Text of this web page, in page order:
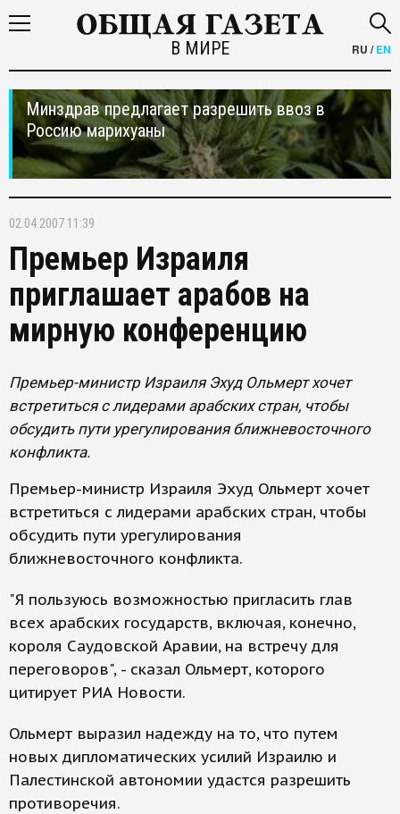
В МИРЕ RU /EN
Минздрав предлагает разрешить ввоз в
Россию марихуаны
02.04.2007 11:39
Премьер Израиля
приглашает арабов на
мирную конференцию
Премьер-министр Израиля Эхуд Ольмерт хочет
встретиться с лидерами арабских стран, чтобы
обсудить пути урегулирования ближневосточного
конфликта.
Премьер-министр Израиля Эхуд Ольмерт хочет
встретиться с лидерами арабских стран, чтобы
обсудить пути урегулирования
ближневосточного конфликта.
"Я пользуюсь возможностью пригласить глав
всех арабских государств, включая, конечно,
короля Саудовской Аравии, на встречу для
переговоров", - сказал Ольмерт, которого
цитирует РИА Новости.
Ольмерт выразил надежду на то, что путем
новых дипломатических усилий Израилю и
Палестинской автономии удастся разрешить
противоречия.